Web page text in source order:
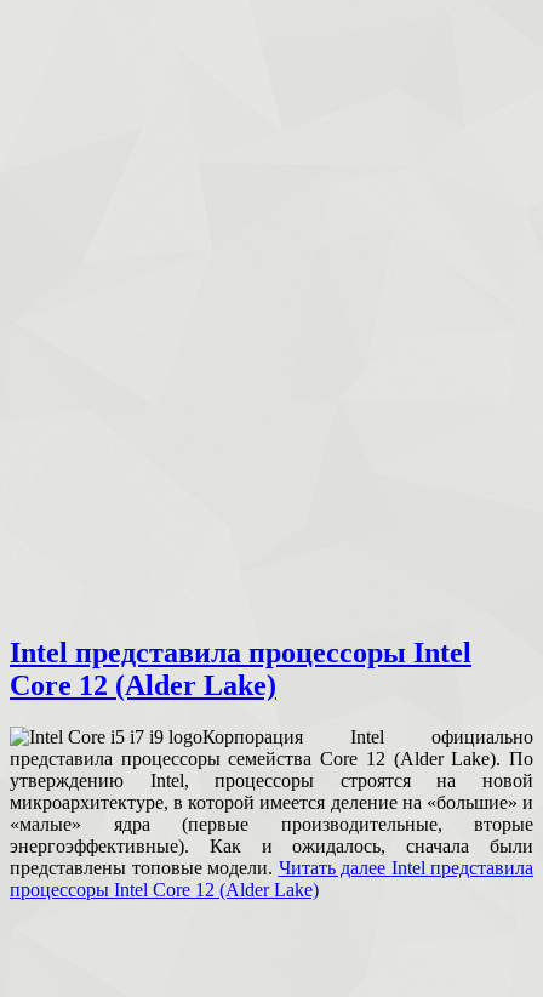
Intel представила процессоры Intel
Core 12 (Alder Lake)
Корпорация Intel официально
представила процессоры семейства Core 12 (Alder Lake). По
утверждению Intel, процессоры строятся на новой
микроархитектуре, в которой имеется деление на «большие» и
«малые» ядра (первые производительные, вторые
энергоэффективные). Как и ожидалось, сначала были
представлены топовые модели. Читать далее Intel представила
процессоры Intel Core 12 (Alder Lake)